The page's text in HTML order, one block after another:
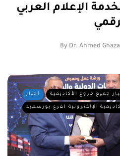
الإعلام العربي
By Dr. Ahmed
أخبار جميع فروع الأكاديمية
الإلكترونية لفرع بورسعيد